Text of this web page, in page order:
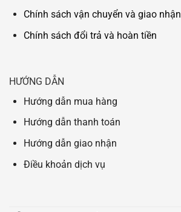
Chính sách vận chuyển và giao nhận
Chính sách đổi trả và hoàn tiền
HƯỚNG DẪN
Hướng dẫn mua hàng
Hướng dẫn thanh toán
Hướng dẫn giao nhận
Điều khoản dịch vụ